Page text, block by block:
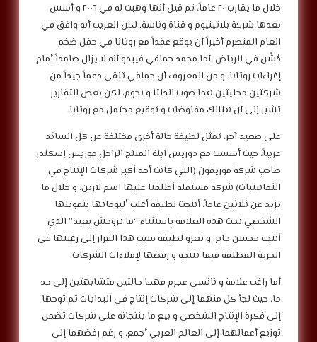
خلال ما يقارب ٢٠ عاماً، ثم قيل أنها وهبت له في ٢٠٠٦ و أسس
بعدها شركة بلاتينيوم و قناة وناسة. لكن الغريب أنه وافق في
العام المنصرم أخيراً أن يوقع عقداً مع روتانا في حفل ضخم
دُشّن في الرياض. أما محمد حماقي فيبدو أنه لا يزال صامداً أمام
إغراءات روتانا. و من المعروف أن حماقي تلقى دعماً جيداً من
شركتين محليتين هما صوت الدلتا و نجوم، لكن بعض التقارير
تشير إلى أن هنالك مفاوضات و توقيع محتمل مع روتانا.
على صعيد آخر، تمثل لطيفة حالة أخرى مختلفة عن كل السائد
عربياً، حيث أسست مع دوريس ابنة المنتج الراحل موريس إسكندر
صاحب شركة موريفون (التي كانت أحد أكبر شركات الإنتاج في
الثمانينيات) شركة مستقلة أطلقتا عليها اسم لارين. و خلال ما
يزيد عن ثلاثين عاماً، أنتجت لطيفة أغلب ألبوماتها بتمويلها
الشخصي تحت هذه العلامة باستثناء “ما تروحش بعيد” الذي
أنتجه محسن جابر. و تعزو لطيفة سبب هذا القرار إلى رغبتها في
الحرية المطلقة فيما تنتجه و رفضها لإملاءات الشركات.
أما راغب علامة و نانسي عجرم فهما حالتين متشابهتين إلى حد
ما، حيث لجأ كل منهما إلى شركات إنتاج في البدايات ثم توجها
إلى فكرة الإنتاج الشخصي و بيع ما ينتجانه على شركات تضمن
توزيع أعمالهما إلى العالم العربي أجمع. و رغم رفضهما إلى